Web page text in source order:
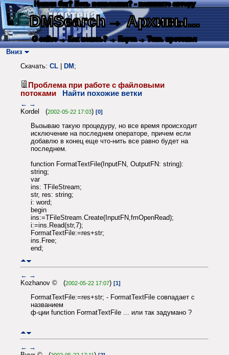
Нашли баг? Есть пожелания? - напишите автору
DMSearch→ Архивы...
О сайте → Как искать? → Карта → Текс. протокол
Вниз
Скачать: CL DM ;
Проблема при работе с файловыми
потоками
Найти похожие ветки
← →
Kordel (2002-05-22 17:03) [0]
Вызываю такую процедуру, но все время происходит
исключение на последнем операторе, причем если
добавлю в конец еще что-нить все равно будет на
последнем.
function FormatTextFile(InputFN, OutputFN: string):
string;
var
ins: TFileStream;
str, res: string;
i: word;
begin
ins:=TFileStream.Create(InputFN,fmOpenRead);
i:=ins.Read(str,7);
FormatTextFile:=res+str;
ins.Free;
end;
← →
Kozhanov © (2002-05-22 17:07) [1]
FormatTextFile:=res+str; - FormatTextFile совпадает с
названием
ф-ции function FormatTextFile ... или так задумано ?
← →